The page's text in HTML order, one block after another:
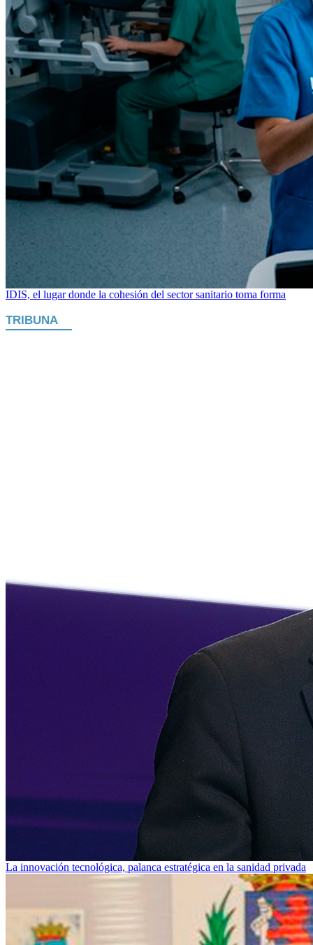
IDIS, el lugar donde la cohesión del sector sanitario toma forma
TRIBUNA
La innovación tecnológica, palanca estratégica en la sanidad privada